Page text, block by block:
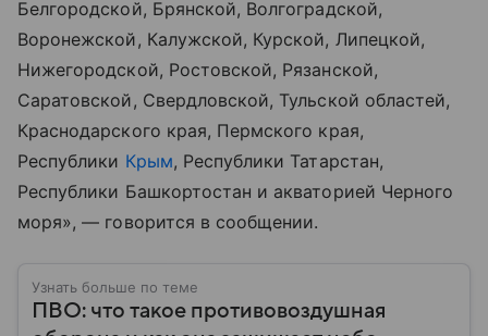
Белгородской, Брянской, Волгоградской,
Воронежской, Калужской, Курской, Липецкой,
Нижегородской, Ростовской, Рязанской,
Саратовской, Свердловской, Тульской областей,
Краснодарского края, Пермского края,
Республики Крым, Республики Татарстан,
Республики Башкортостан и акваторией Черного
моря», — говорится в сообщении.
Узнать больше по теме
ПВО: что такое противовоздушная